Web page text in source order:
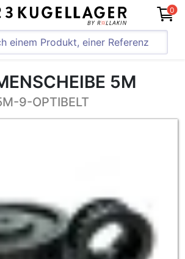
0
5M
9-OPTIBELT